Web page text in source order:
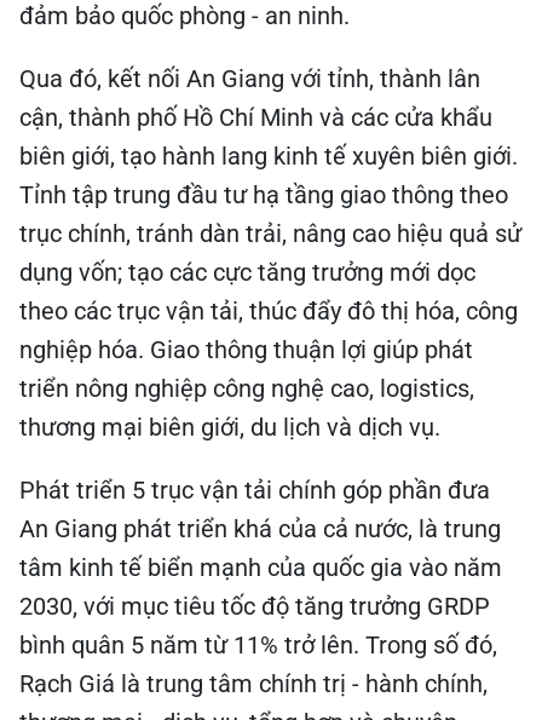
đảm bảo quốc phòng - an ninh.
Qua đó, kết nối An Giang với tỉnh, thành lân
cận, thành phố Hồ Chí Minh và các cửa khẩu
biên giới, tạo hành lang kinh tế xuyên biên giới.
Tỉnh tập trung đầu tư hạ tầng giao thông theo
trục chính, tránh dàn trải, nâng cao hiệu quả sử
dụng vốn; tạo các cực tăng trưởng mới dọc
theo các trục vận tải, thúc đẩy đô thị hóa, công
nghiệp hóa. Giao thông thuận lợi giúp phát
triển nông nghiệp công nghệ cao, logistics,
thương mại biên giới, du lịch và dịch vụ.
Phát triển 5 trục vận tải chính góp phần đưa
An Giang phát triển khá của cả nước, là trung
tâm kinh tế biển mạnh của quốc gia vào năm
2030, với mục tiêu tốc độ tăng trưởng GRDP
bình quân 5 năm từ 11% trở lên. Trong số đó,
Rạch Giá là trung tâm chính trị - hành chính,